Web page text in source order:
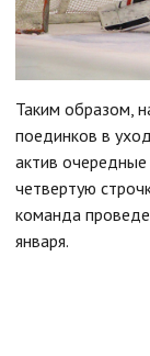
Таким образом,
поединков в
актив
четвертую
команда
января.